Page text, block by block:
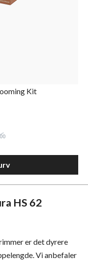
Kit
00
HS 62
er det dyrere
Vi anbefaler